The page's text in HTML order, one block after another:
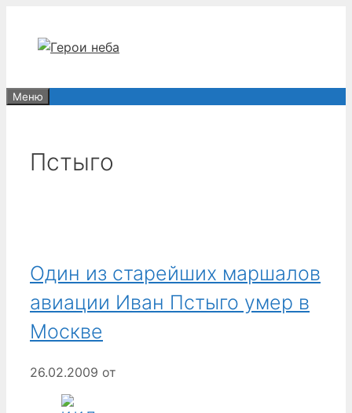
содержимому
Меню
Пстыго
Один из старейших маршалов
авиации Иван Пстыго умер в
Москве
26.02.2009 от